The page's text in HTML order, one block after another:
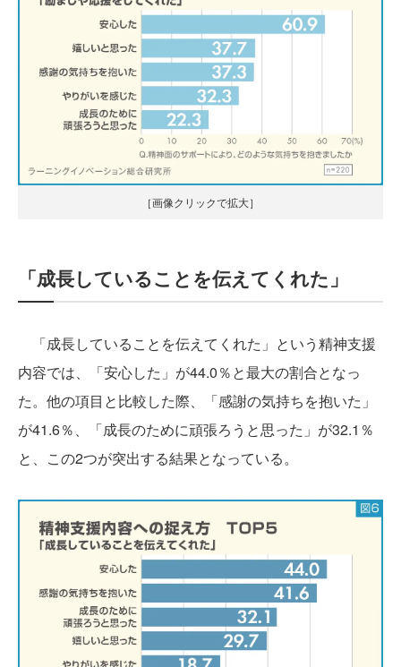
［画像クリックで拡大］
「成長していることを伝えてくれた」
「成長していることを伝えてくれた」という精神支援
内容では、「安心した」が44.0％と最大の割合となっ
た。他の項目と比較した際、「感謝の気持ちを抱いた」
が41.6％、「成長のために頑張ろうと思った」が32.1％
と、この2つが突出する結果となっている。